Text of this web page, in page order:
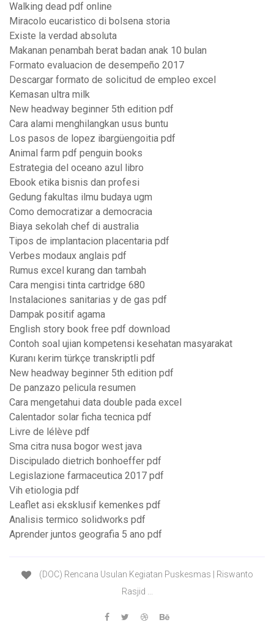
Walking dead pdf online
Miracolo eucaristico di bolsena storia
Existe la verdad absoluta
Makanan penambah berat badan anak 10 bulan
Formato evaluacion de desempeño 2017
Descargar formato de solicitud de empleo excel
Kemasan ultra milk
New headway beginner 5th edition pdf
Cara alami menghilangkan usus buntu
Los pasos de lopez ibargüengoitia pdf
Animal farm pdf penguin books
Estrategia del oceano azul libro
Ebook etika bisnis dan profesi
Gedung fakultas ilmu budaya ugm
Como democratizar a democracia
Biaya sekolah chef di australia
Tipos de implantacion placentaria pdf
Verbes modaux anglais pdf
Rumus excel kurang dan tambah
Cara mengisi tinta cartridge 680
Instalaciones sanitarias y de gas pdf
Dampak positif agama
English story book free pdf download
Contoh soal ujian kompetensi kesehatan masyarakat
Kuranı kerim türkçe transkriptli pdf
New headway beginner 5th edition pdf
De panzazo pelicula resumen
Cara mengetahui data double pada excel
Calentador solar ficha tecnica pdf
Livre de lélève pdf
Sma citra nusa bogor west java
Discipulado dietrich bonhoeffer pdf
Legislazione farmaceutica 2017 pdf
Vih etiologia pdf
Leaflet asi eksklusif kemenkes pdf
Analisis termico solidworks pdf
Aprender juntos geografia 5 ano pdf
(DOC) Rencana Usulan Kegiatan Puskesmas | Riswanto
Rasjid ...